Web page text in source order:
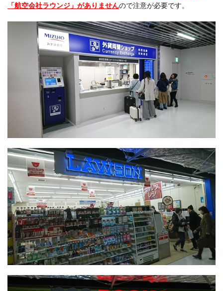
「航空会社ラウンジ」がありませんので注意が必要です。